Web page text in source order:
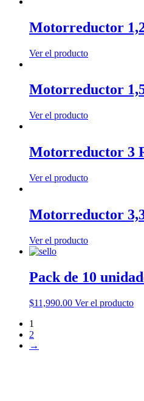
Motorreductor
Ver el producto
Motorreductor
Ver el producto
Motorreductor 3
Ver el producto
Motorreductor
Ver el producto
Pack de 10
$11,990.00 Ver el producto
1
2
→